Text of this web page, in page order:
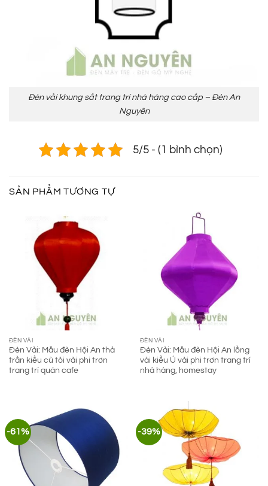
Đèn vải khung sắt trang trí nhà hàng cao cấp – Đèn An
Nguyên
5/5 - (1 bình chọn)
SẢN PHẨM TƯƠNG TỰ
ĐÈN VẢI
Đèn Vải: Mẫu đèn Hội An thả
trần kiểu củ tỏi vải phi trơn
trang trí quán cafe
ĐÈN VẢI
Đèn Vải: Mẫu đèn Hội An lồng
vải kiểu Ú vải phi trơn trang trí
nhà hàng, homestay
-61% -39%